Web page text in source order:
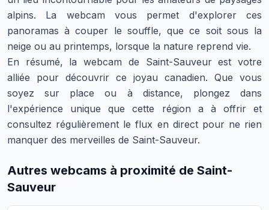
alpins. La webcam vous permet d'explorer ces
panoramas à couper le souffle, que ce soit sous la
neige ou au printemps, lorsque la nature reprend vie.
En résumé, la webcam de Saint-Sauveur est votre
alliée pour découvrir ce joyau canadien. Que vous
soyez sur place ou à distance, plongez dans
l'expérience unique que cette région a à offrir et
consultez régulièrement le flux en direct pour ne rien
manquer des merveilles de Saint-Sauveur.
Autres webcams à proximité de Saint-
Sauveur